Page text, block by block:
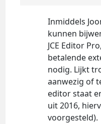
Inmiddels
kunnen
JCE Editor
betalende
nodig. Lijkt
aanwezig of
editor staat
uit 2016,
voorgesteld).